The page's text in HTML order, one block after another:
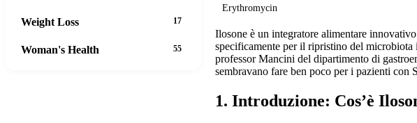
Erythromycin
Ilosone è un integratore alimentare
specificamente per il ripristino del
professor Mancini del dipartimento di
sembravano fare ben poco per i pazienti con
1. Introduzione: Cos’è
Weight Loss 17
Woman's Health 55